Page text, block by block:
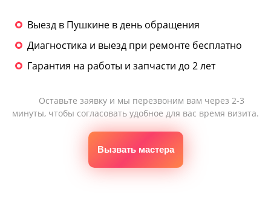
Выезд в Пушкине в день обращения
Диагностика и выезд при ремонте бесплатно
Гарантия на работы и запчасти до 2 лет
Оставьте заявку и мы перезвоним вам через 2-3
минуты, чтобы согласовать удобное для вас время визита.
Вызвать мастера